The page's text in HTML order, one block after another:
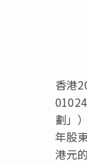
香港
劃」
年股
港元